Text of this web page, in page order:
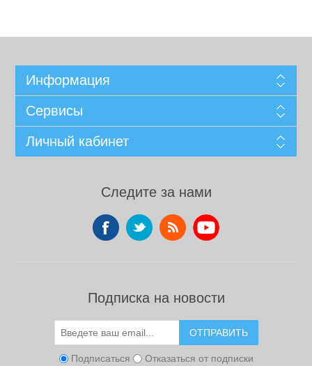
Информация
Сервисы
Личный кабинет
Следите за нами
Подписка на новости
ОТПРАВИТЬ
Подписаться Отказаться от подписки